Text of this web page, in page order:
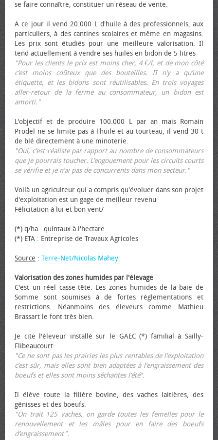
se faire connaître, constituer un réseau de vente.
A ce jour il vend 20.000 L d'huile à des professionnels, aux
particuliers, à des cantines scolaires et même en magasins.
Les prix sont étudiés pour une meilleure valorisation. Il
tend actuellement à vendre ses huiles en bidon de 5 litres
"Pour les clients le prix est moins cher, 4 €/l, et de mon côté
c’est moins coûteux que des bouteilles. II n’y a qu’une
étiquette, et les bidons sont réutilisables. En trois voyages
aller-retour de la ferme au consommateur, un bidon est
amorti."
L'objectif et de produire 100.000 L par an mais Romain
Prodel ne se limite pas à l'huile et au tourteau, il vend 30 t
de blé directement à une minoterie.
"Oui, c’est réaliste par rapport au nombre de consommateurs
que je pourrais toucher. L’engouement pour les circuits courts
se vérifie et je n’ai pas de concurrents dans mon secteur."
Voilà un agriculteur qui a compris qu'évoluer dans son projet
d'exploitation est un gage de meilleur revenu
Félicitation à lui et bon vent/
(*) q/ha : quintaux à l'hectare
(*) ETA : Entreprise de Travaux Agricoles
Source : Terre-Net/Nicolas Mahey
Valorisation des zones humides par l'élevage
C'est un réel casse-tête. Les zones humides de la baie de
Somme sont soumises à de fortes réglementations et
restrictions. Néanmoins des éleveurs comme Mathieu
Brassart le font très bien.
Je cite l'éleveur installé sur le GAEC (*) familial à Sailly-
Flibeaucourt:
"Ce ne sont pas les prairies les plus rentables de l’exploitation
c’est sûr, mais elles sont bien adaptées à l’engraissement des
bœufs et elles sont moins séchantes l’été".
Il élève toute la filière bovine, des vaches laitières, des
génisses et des bœufs.
"On trait 125 vaches, on garde toutes les femelles pour le
renouvellement et les mâles pour en faire des bœufs
d’engraissement".